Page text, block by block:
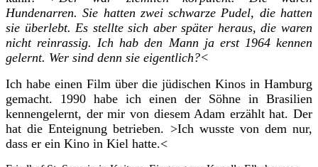
Hundenarren. Sie hatten zwei schwarze Pudel, die hatten
sie überlebt. Es stellte sich aber später heraus, die waren
nicht reinrassig. Ich hab den Mann ja erst 1964 kennen
gelernt. Wer sind denn sie eigentlich?<
Ich habe einen Film über die jüdischen Kinos in Hamburg
gemacht. 1990 habe ich einen der Söhne in Brasilien
kennengelernt, der mir von diesem Adam erzählt hat. Der
hat die Enteignung betrieben. >Ich wusste von dem nur,
dass er ein Kino in Kiel hatte.<